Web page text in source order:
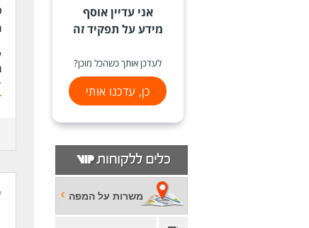
אני עדיין אוסף
מידע על תפקיד זה
לעדכן אותך כשהכל מוכן?
כן, עדכנו אותי
משרות על המפה